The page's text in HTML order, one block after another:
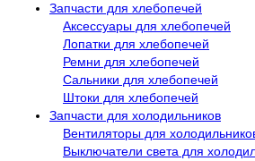
Запчасти для хлебопечей
Аксессуары для хлебопечей
Лопатки для хлебопечей
Ремни для хлебопечей
Сальники для хлебопечей
Штоки для хлебопечей
Запчасти для холодильников
Вентиляторы для
Выключатели света для